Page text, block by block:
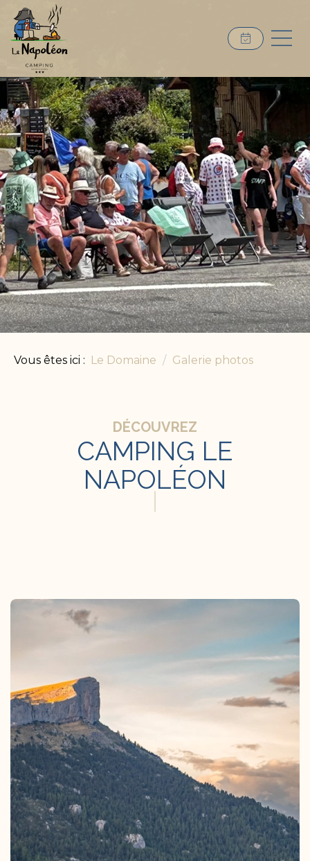
Vous êtes ici : Le Domaine Galerie photos
DÉCOUVREZ
CAMPING LE
NAPOLÉON